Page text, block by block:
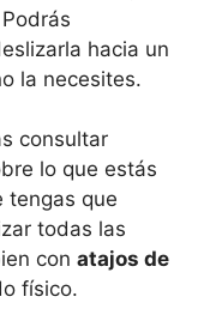
hacia un
la necesites.
consultar
lo que estás
tengas que
todas las
con atajos de
físico.